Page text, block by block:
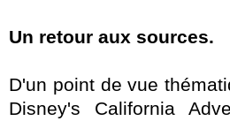
Un retour aux sources.
D'un point de vue
Disney's California